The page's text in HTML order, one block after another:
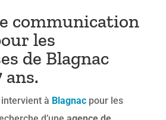
communication
les
de Blagnac
ans.
intervient à Blagnacpour les